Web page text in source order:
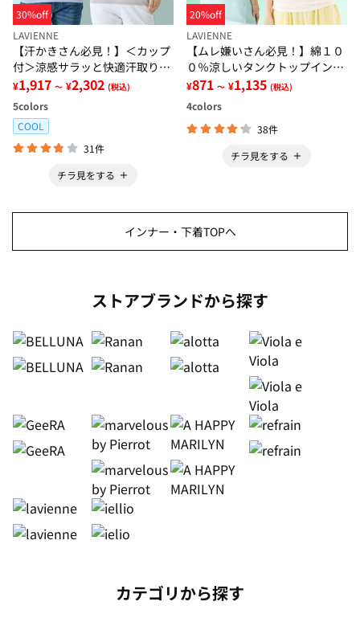
30%off
LAVIENNE
【汗かきさん必見！】＜カップ
付＞涼感サラッと快適汗取りタ
ンクトップインナー＜さらりラ
ボ＞
¥1,917 ～ ¥2,302 (税込)
5colors
COOL
31件
チラ見をする
20%off
LAVIENNE
【ムレ嫌いさん必見！】綿１０
０％涼しいタンクトップインナ
ー＜さらりラボ＞
¥871 ～ ¥1,135 (税込)
4colors
38件
チラ見をする
インナー・下着TOPへ
ストアブランドから探す
カテゴリから探す